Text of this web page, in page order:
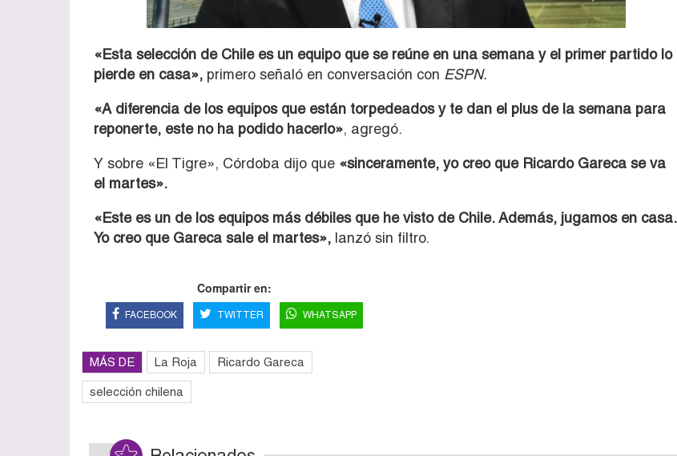
«Esta selección de Chile es un equipo que se reúne en una semana y el primer partido lo
pierde en casa», primero señaló en conversación con ESPN.
«A diferencia de los equipos que están torpedeados y te dan el plus de la semana para
reponerte, este no ha podido hacerlo», agregó.
Y sobre «El Tigre», Córdoba dijo que «sinceramente, yo creo que Ricardo Gareca se va
el martes».
«Este es un de los equipos más débiles que he visto de Chile. Además, jugamos en casa.
Yo creo que Gareca sale el martes», lanzó sin filtro.
Compartir en:
FACEBOOK TWITTER WHATSAPP
MÁS DE La Roja Ricardo Gareca
selección chilena